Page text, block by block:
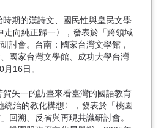
期的漢詩文、國民性與皇民文學
向純正歸一〉，發表於「跨領域
討會。台南：國家台灣文學館，
國家台灣文學館、成功大學台灣
16日。
矢一的訪臺來看臺灣的國語教育
治的教化構想〉，發表於「桃園
回溯、反省與再現共識研討會。